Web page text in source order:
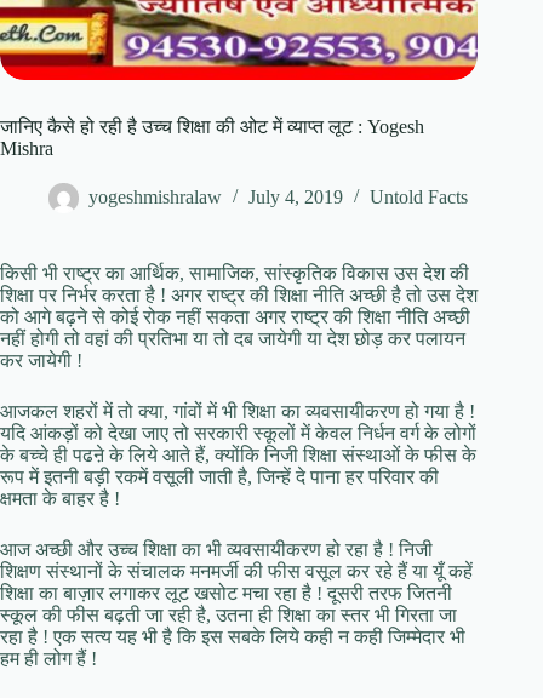
जानिए कैसे हो रही है उच्च शिक्षा की ओट में व्याप्त लूट : Yogesh
Mishra
yogeshmishralaw July 4, 2019 Untold Facts
किसी भी राष्ट्र का आर्थिक, सामाजिक, सांस्कृतिक विकास उस देश की
शिक्षा पर निर्भर करता है ! अगर राष्ट्र की शिक्षा नीति अच्छी है तो उस देश
को आगे बढ़ने से कोई रोक नहीं सकता अगर राष्ट्र की शिक्षा नीति अच्छी
नहीं होगी तो वहां की प्रतिभा या तो दब जायेगी या देश छोड़ कर पलायन
कर जायेगी !
आजकल शहरों में तो क्या, गांवों में भी शिक्षा का व्यवसायीकरण हो गया है !
यदि आंकड़ों को देखा जाए तो सरकारी स्कूलों में केवल निर्धन वर्ग के लोगों
के बच्चे ही पढऩे के लिये आते हैं, क्योंकि निजी शिक्षा संस्थाओं के फीस के
रूप में इतनी बड़ी रकमें वसूली जाती है, जिन्हें दे पाना हर परिवार की
क्षमता के बाहर है !
आज अच्छी और उच्च शिक्षा का भी व्यवसायीकरण हो रहा है ! निजी
शिक्षण संस्थानों के संचालक मनमर्जी की फीस वसूल कर रहे हैं या यूँ कहें
शिक्षा का बाज़ार लगाकर लूट खसोट मचा रहा है ! दूसरी तरफ जितनी
स्कूल की फीस बढ़ती जा रही है, उतना ही शिक्षा का स्तर भी गिरता जा
रहा है ! एक सत्य यह भी है कि इस सबके लिये कही न कही जिम्मेदार भी
हम ही लोग हैं !